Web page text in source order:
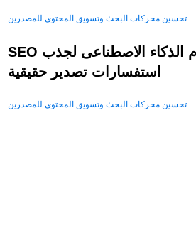
تحسين محركات البحث وتسويق المحتوى للمصدرين
SEO الذي يبيع: استخدام الذكاء الاصطناعى لجذب
استفسارات تصدير حقيقية
تحسين محركات البحث وتسويق المحتوى للمصدرين